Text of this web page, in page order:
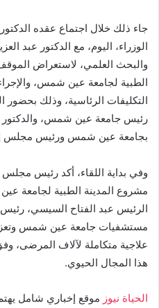
جاء ذلك خلال اجتماع عقده
الوزراء، اليوم، مع الدكتور عبد
والبحث العلمي، لاستعراض
الطبية لجامعة عين شمس،
التكليفات الرئاسية، وذلك بحضور
رئيس جامعة عين شمس، والدكتور
بجامعة عين شمس ورئيس مجلس
وفي بداية اللقاء، أكد رئيس
مشروع المدينة الطبية لجامعة
الرئيس عبد الفتاح السيسي،
مستشفيات جامعة عين شمس
علاجية متكاملة لآلاف المرضى،
هذا المجال الحيوي.
الحياة نيوز موقع إخباري شامل